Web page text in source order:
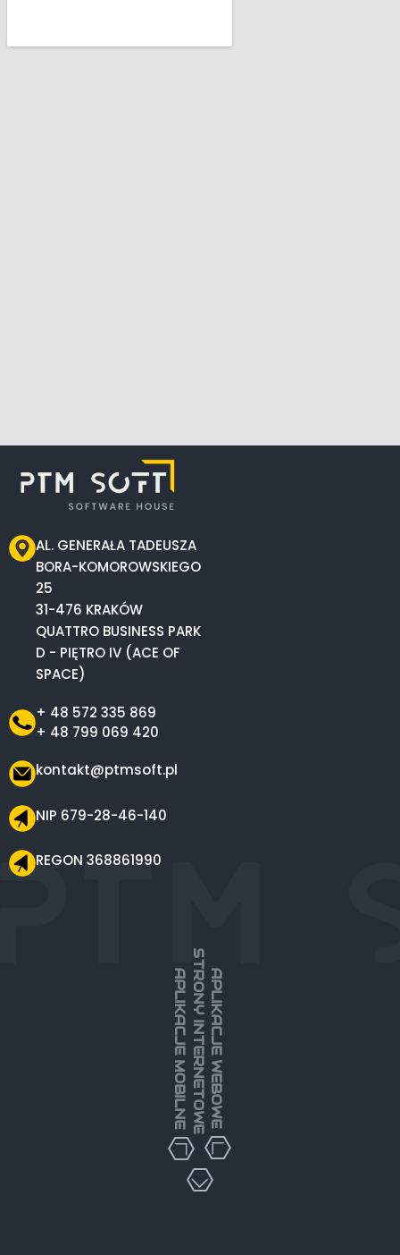
AL. GENERAŁA TADEUSZA
BORA-KOMOROWSKIEGO
25
31-476 KRAKÓW
QUATTRO BUSINESS PARK
D - PIĘTRO IV (ACE OF
SPACE)
+ 48 572 335 869
+ 48 799 069 420
kontakt@ptmsoft.pl
NIP 679-28-46-140
REGON 368861990
APLIKACJE MOBILNESTRONY INTERNETOWEAPLIKACJE WEBOWE